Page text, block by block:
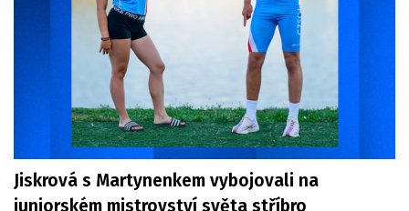
Jiskrová s Martynenkem vybojovali na
juniorském mistrovství světa stříbro